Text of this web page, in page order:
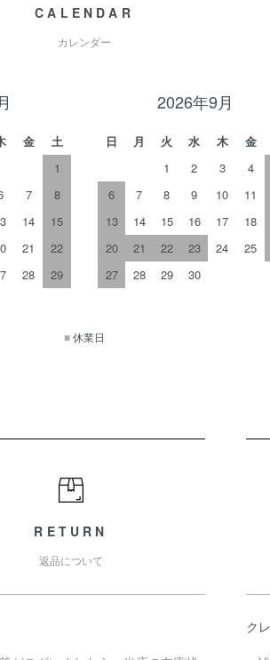
CALENDAR
カレンダー
金
土
1
7
8
14
15
21
22
28
29
2026年9月
日 月 火 水 木
金
1
2 3
4
6
7 8 9 10
11
13
14 15 16 17
18
20
21 22 23 24
25
27
28 29 30
■休業日
RETURN
返品について
ク